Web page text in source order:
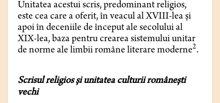
Unitatea acestui scris, predominant religios,
este cea care a oferit, în veacul al XVIII-lea și
apoi în deceniile de început ale secolului al
XIX-lea, baza pentru crearea sistemului unitar
de norme ale limbii române literare moderne2.
Scrisul religios și unitatea culturii românești
vechi